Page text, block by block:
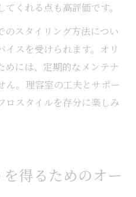
くれる点も高評価です。
のスタイリング方法につい
スを受けられます。オリ
めには、定期的なメンテナ
ん。理容室の工夫とサポー
ロスタイルを存分に楽しみ
得るためのオー